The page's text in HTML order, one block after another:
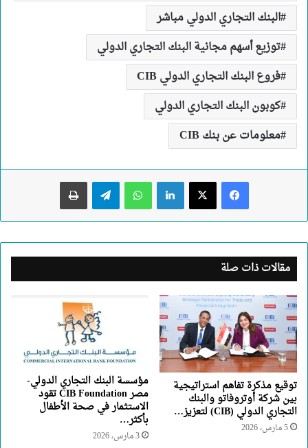
البنك التجاري الدولي مباشر
توزيع أسهم مجانية البنك التجاري الدولي
فروع البنك التجاري الدولي CIB
كوبون البنك التجاري الدولي
معلومات عن بنك CIB
لينكدإن واتساب تيلقرام طباعة
مقالات ذات صلة
توقيع مذكرة تفاهم استراتيجية
بين شركة أوتروفاتو والبنك
التجاري الدولي (CIB) لتعزيز…
5 مارس، 2026
مؤسسة البنك التجاري الدولي-
مصر CIB Foundation تقود
الاستثمار في صحة الأطفال
بأكثر…
3 مارس، 2026